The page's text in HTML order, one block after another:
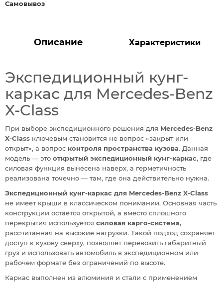
Самовывоз
Описание Характеристики
Экспедиционный кунг-
каркас для Mercedes-Benz
X-Class
При выборе экспедиционного решения для Mercedes-Benz
X-Class ключевым становится не вопрос «закрыт или
открыт», а вопрос контроля пространства кузова. Данная
модель — это открытый экспедиционный кунг-каркас, где
силовая функция вынесена наверх, а герметичность
реализована точечно — там, где она действительно нужна.
Экспедиционный кунг-каркас для Mercedes-Benz X-Class
не имеет крыши в классическом понимании. Основная часть
конструкции остаётся открытой, а вместо сплошного
перекрытия используется силовая карго-система,
рассчитанная на высокие нагрузки. Такой подход сохраняет
доступ к кузову сверху, позволяет перевозить габаритный
груз и использовать автомобиль в экспедиционном или
рабочем формате без ограничений по высоте.
Каркас выполнен из алюминия и стали с применением